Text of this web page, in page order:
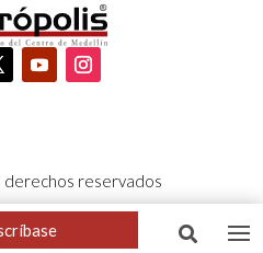
reservados
con pasión porNeoCiclo
